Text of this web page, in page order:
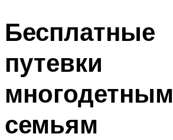
Бесплатные
путевки
многодетным
семьям